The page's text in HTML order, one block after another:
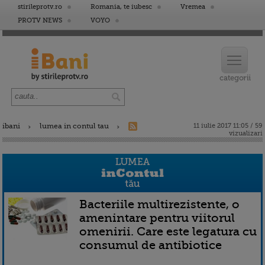
stirileprotv.ro Romania, te iubesc
Vremea
PROTV NEWS
VOYO
ibani lumea in contul tau
11 iulie 2017 11:05 / 59
vizualizari
Bacteriile multirezistente, o
amenintare pentru viitorul
omenirii. Care este legatura cu
consumul de antibiotice